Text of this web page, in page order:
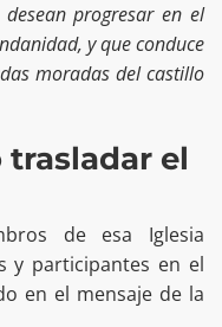
progresar en el
y que conduce
moradas del castillo
trasladar el
de esa Iglesia
y participantes en el
en el mensaje de la